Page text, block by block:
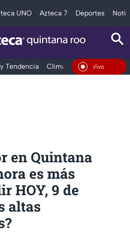
UNO Azteca 7 Deportes
Tendencia Clima Tráfico
En Vivo
en Quintana
es más
HOY, 9 de
altas